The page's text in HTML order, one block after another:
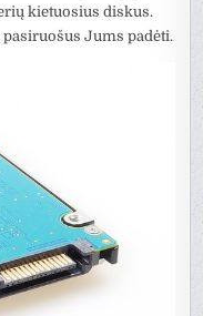
kietuosius diskus.
Jums padėti.